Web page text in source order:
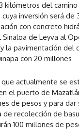
kilómetros del camino
cuya inversión será de
con concreto
de Leyva al
la pavimentación del
con 20 millones
actualmente se
el puerto de
de pesos y para dar
recolección de
100 millones de